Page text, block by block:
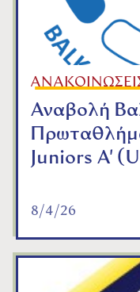
Αναβολή
Juniors A'
8/4/26